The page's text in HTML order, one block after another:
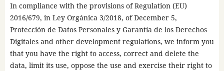
In compliance with the provisions of Regulation (EU)
2016/679, in Ley Orgánica 3/2018, of December 5,
Protección de Datos Personales y Garantía de los Derechos
Digitales and other development regulations, we inform you
that you have the right to access, correct and delete the
data, limit its use, oppose the use and exercise their right to